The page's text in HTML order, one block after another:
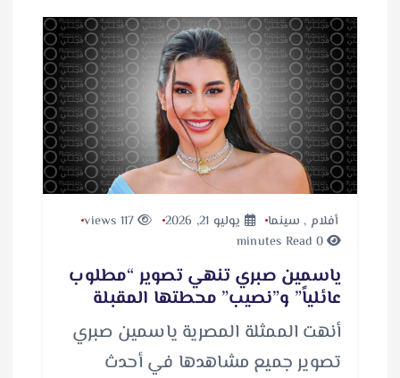
أفلام , سينما يوليو 21, 2026
117 views
0 minutes Read
ياسمين صبري تنهي تصوير “مطلوب
عائلياً” و”نصيب” محطتها المقبلة
أنهت الممثلة المصرية ياسمين صبري
تصوير جميع مشاهدها في أحدث